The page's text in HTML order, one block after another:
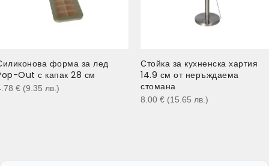
форма за лед
Out с капак 28 см
€ (9.35 лв. )
Стойка за кухненска хартия
14.9 см от неръждаема
стомана
8.00 € (15.65 лв. )